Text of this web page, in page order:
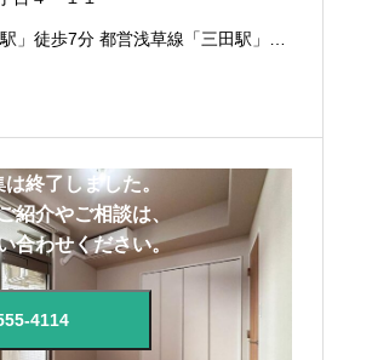
」徒歩7分 都営浅草線「三田駅」徒
終了しました。
紹介やご相談は、
合わせください。
4114